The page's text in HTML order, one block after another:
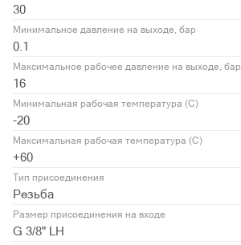
30
Минимальное давление на выходе, бар
0.1
Максимальное рабочее давление на выходе, бар
16
Минимальная рабочая температура (С)
-20
Максимальная рабочая температура (С)
+60
Тип присоединения
Резьба
Размер присоединения на входе
G 3/8" LH